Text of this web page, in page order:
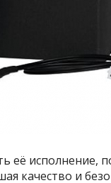
её исполнение,
качество и